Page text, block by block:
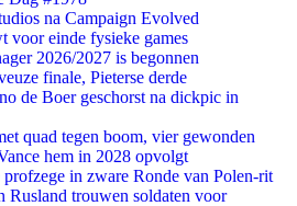
na Campaign Evolved
voor einde fysieke games
2026/2027 is begonnen
finale, Pieterse derde
de Boer geschorst na dickpic in
quad tegen boom, vier gewonden
hem in 2028 opvolgt
profzege in zware Ronde van Polen-rit
Rusland trouwen soldaten voor